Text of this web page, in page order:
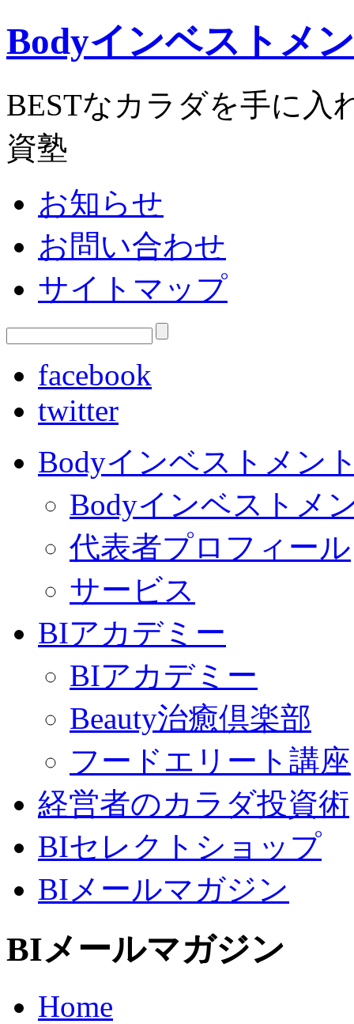
Bodyインベストメ
BESTなカラダを手に入
資塾
お知らせ
お問い合わせ
サイトマップ
facebook
twitter
Bodyインベストメン
Bodyインベストメ
代表者プロフィール
サービス
BIアカデミー
BIアカデミー
Beauty治癒倶楽部
フードエリート講座
経営者のカラダ投資術
BIセレクトショップ
BIメールマガジン
BIメールマガジン
Home